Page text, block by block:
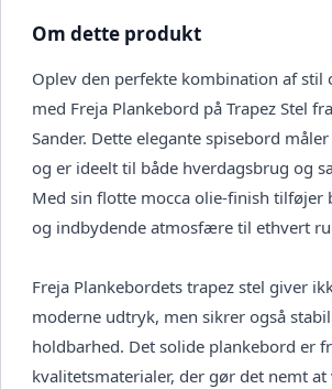
Om dette produkt
Oplev den perfekte kombination af
med Freja Plankebord på Trapez Stel
Sander. Dette elegante spisebord
og er ideelt til både hverdagsbrug og
Med sin flotte mocca olie-finish tilføjer
og indbydende atmosfære til ethvert
Freja Plankebordets trapez stel giver
moderne udtryk, men sikrer også
holdbarhed. Det solide plankebord er
kvalitetsmaterialer, der gør det nemt